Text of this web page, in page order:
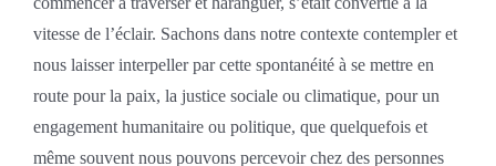
vitesse de l’éclair. Sachons dans notre contexte contempler et
nous laisser interpeller par cette spontanéité à se mettre en
route pour la paix, la justice sociale ou climatique, pour un
engagement humanitaire ou politique, que quelquefois et
même souvent nous pouvons percevoir chez des personnes